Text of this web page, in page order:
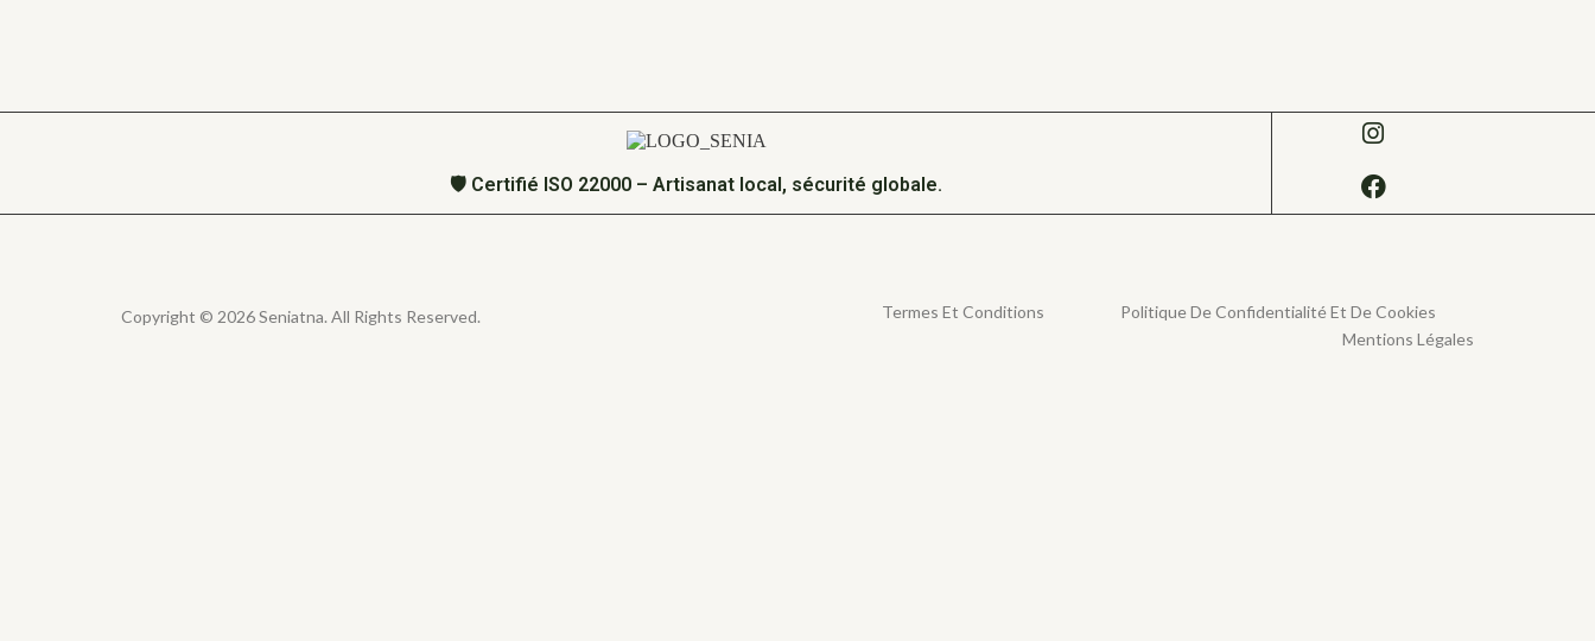
🛡️ Certifié ISO 22000 – Artisanat local, sécurité globale.
Copyright © 2026 Seniatna. All Rights Reserved. Termes Et Conditions
Politique De Confidentialité Et De Cookies
Mentions Légales